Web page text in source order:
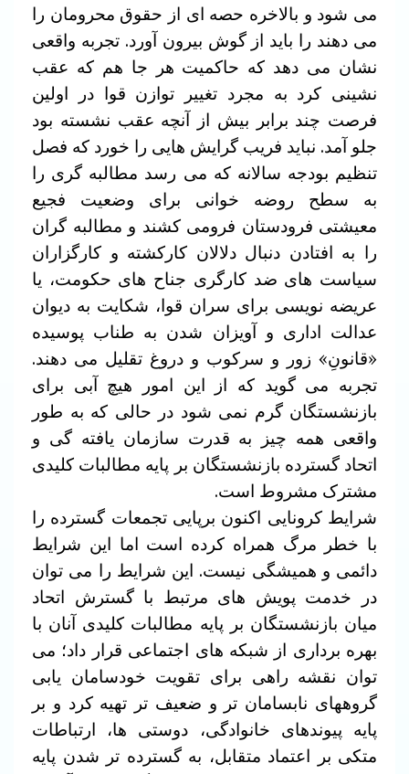
می شود و بالاخره حصه ای از حقوق محرومان را
می دهند را باید از گوش بیرون آورد. تجربه واقعی
نشان می دهد که حاکمیت هر جا هم که عقب
نشینی کرد به مجرد تغییر توازن قوا در اولین
فرصت چند برابر بیش از آنچه عقب نشسته بود
جلو آمد. نباید فریب گرایش هایی را خورد که فصل
تنظیم بودجه سالانه که می رسد مطالبه گری را
به سطح روضه خوانی برای وضعیت فجیع
معیشتی فرودستان فرومی کشند و مطالبه گران
را به افتادن دنبال دلالان کارکشته و کارگزاران
سیاست های ضد کارگری جناح های حکومت، یا
عریضه نویسی برای سران قوا، شکایت به دیوان
عدالت اداری و آویزان شدن به طناب پوسیده
«قانونِ» زور و سرکوب و دروغ تقلیل می دهند.
تجربه می گوید که از این امور هیچ آبی برای
بازنشستگان گرم نمی شود در حالی که به طور
واقعی همه چیز به قدرت سازمان یافته گی و
اتحاد گسترده بازنشستگان بر پایه مطالبات کلیدی
مشترک مشروط است.
شرایط کرونایی اکنون برپایی تجمعات گسترده را
با خطر مرگ همراه کرده است اما این شرایط
دائمی و همیشگی نیست. این شرایط را می توان
در خدمت پویش های مرتبط با گسترش اتحاد
میان بازنشستگان بر پایه مطالبات کلیدی آنان با
بهره برداری از شبکه های اجتماعی قرار داد؛ می
توان نقشه راهی برای تقویت خودسامان یابی
گروههای نابسامان تر و ضعیف تر تهیه کرد و بر
پایه پیوندهای خانوادگی، دوستی ها، ارتباطات
متکی بر اعتماد متقابل، به گسترده تر شدن پایه